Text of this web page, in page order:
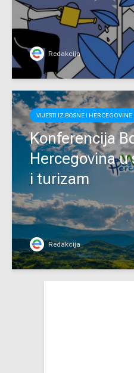
Redakcija
VIJESTI IZ BOSNE I HERCEGOVINE
Konferencija
Hercegovina u
i turizam
Redakcija